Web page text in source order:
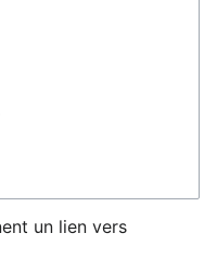
un lien vers